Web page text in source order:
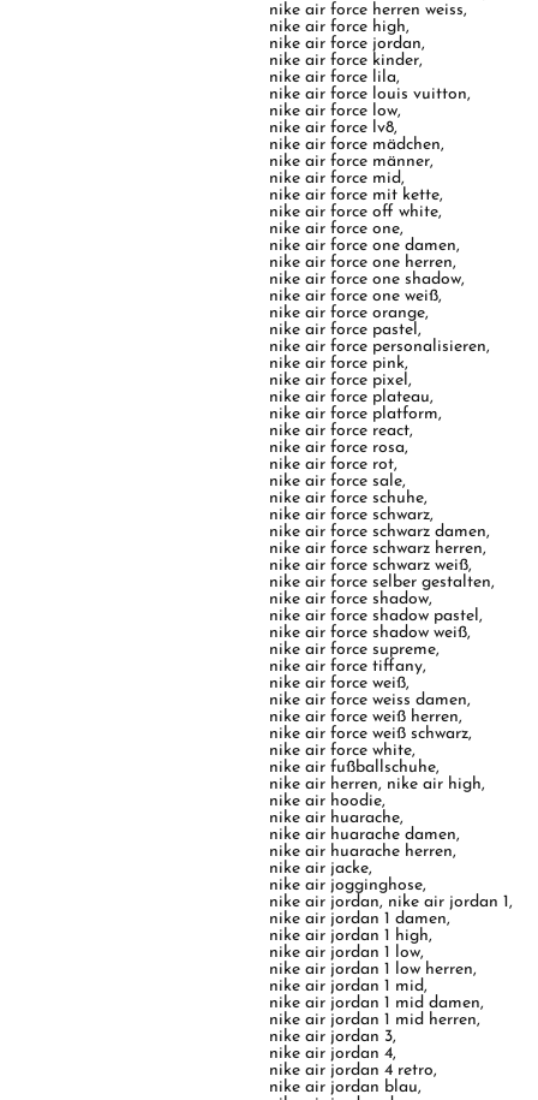
nike air force herren weiss,
nike air force high,
nike air force jordan,
nike air force kinder,
nike air force lila,
nike air force louis vuitton,
nike air force low,
nike air force lv8,
nike air force mädchen,
nike air force männer,
nike air force mid,
nike air force mit kette,
nike air force off white,
nike air force one,
nike air force one damen,
nike air force one herren,
nike air force one shadow,
nike air force one weiß,
nike air force orange,
nike air force pastel,
nike air force personalisieren,
nike air force pink,
nike air force pixel,
nike air force plateau,
nike air force platform,
nike air force react,
nike air force rosa,
nike air force rot,
nike air force sale,
nike air force schuhe,
nike air force schwarz,
nike air force schwarz damen,
nike air force schwarz herren,
nike air force schwarz weiß,
nike air force selber gestalten,
nike air force shadow,
nike air force shadow pastel,
nike air force shadow weiß,
nike air force supreme,
nike air force tiffany,
nike air force weiß,
nike air force weiss damen,
nike air force weiß herren,
nike air force weiß schwarz,
nike air force white,
nike air fußballschuhe,
nike air herren, nike air high,
nike air hoodie,
nike air huarache,
nike air huarache damen,
nike air huarache herren,
nike air jacke,
nike air jogginghose,
nike air jordan, nike air jordan 1,
nike air jordan 1 damen,
nike air jordan 1 high,
nike air jordan 1 low,
nike air jordan 1 low herren,
nike air jordan 1 mid,
nike air jordan 1 mid damen,
nike air jordan 1 mid herren,
nike air jordan 3,
nike air jordan 4,
nike air jordan 4 retro,
nike air jordan blau,